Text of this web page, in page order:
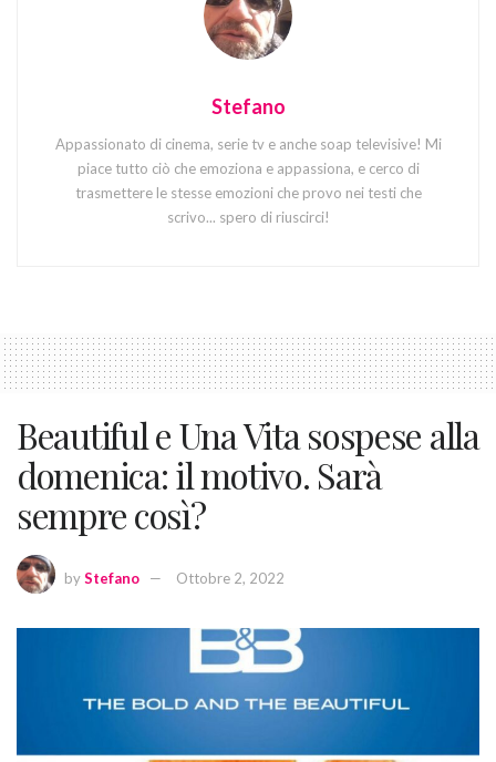
Stefano
Appassionato di cinema, serie tv e anche soap televisive! Mi
piace tutto ciò che emoziona e appassiona, e cerco di
trasmettere le stesse emozioni che provo nei testi che
scrivo... spero di riuscirci!
Beautiful e Una Vita sospese alla
domenica: il motivo. Sarà
sempre così?
byStefano Ottobre 2, 2022